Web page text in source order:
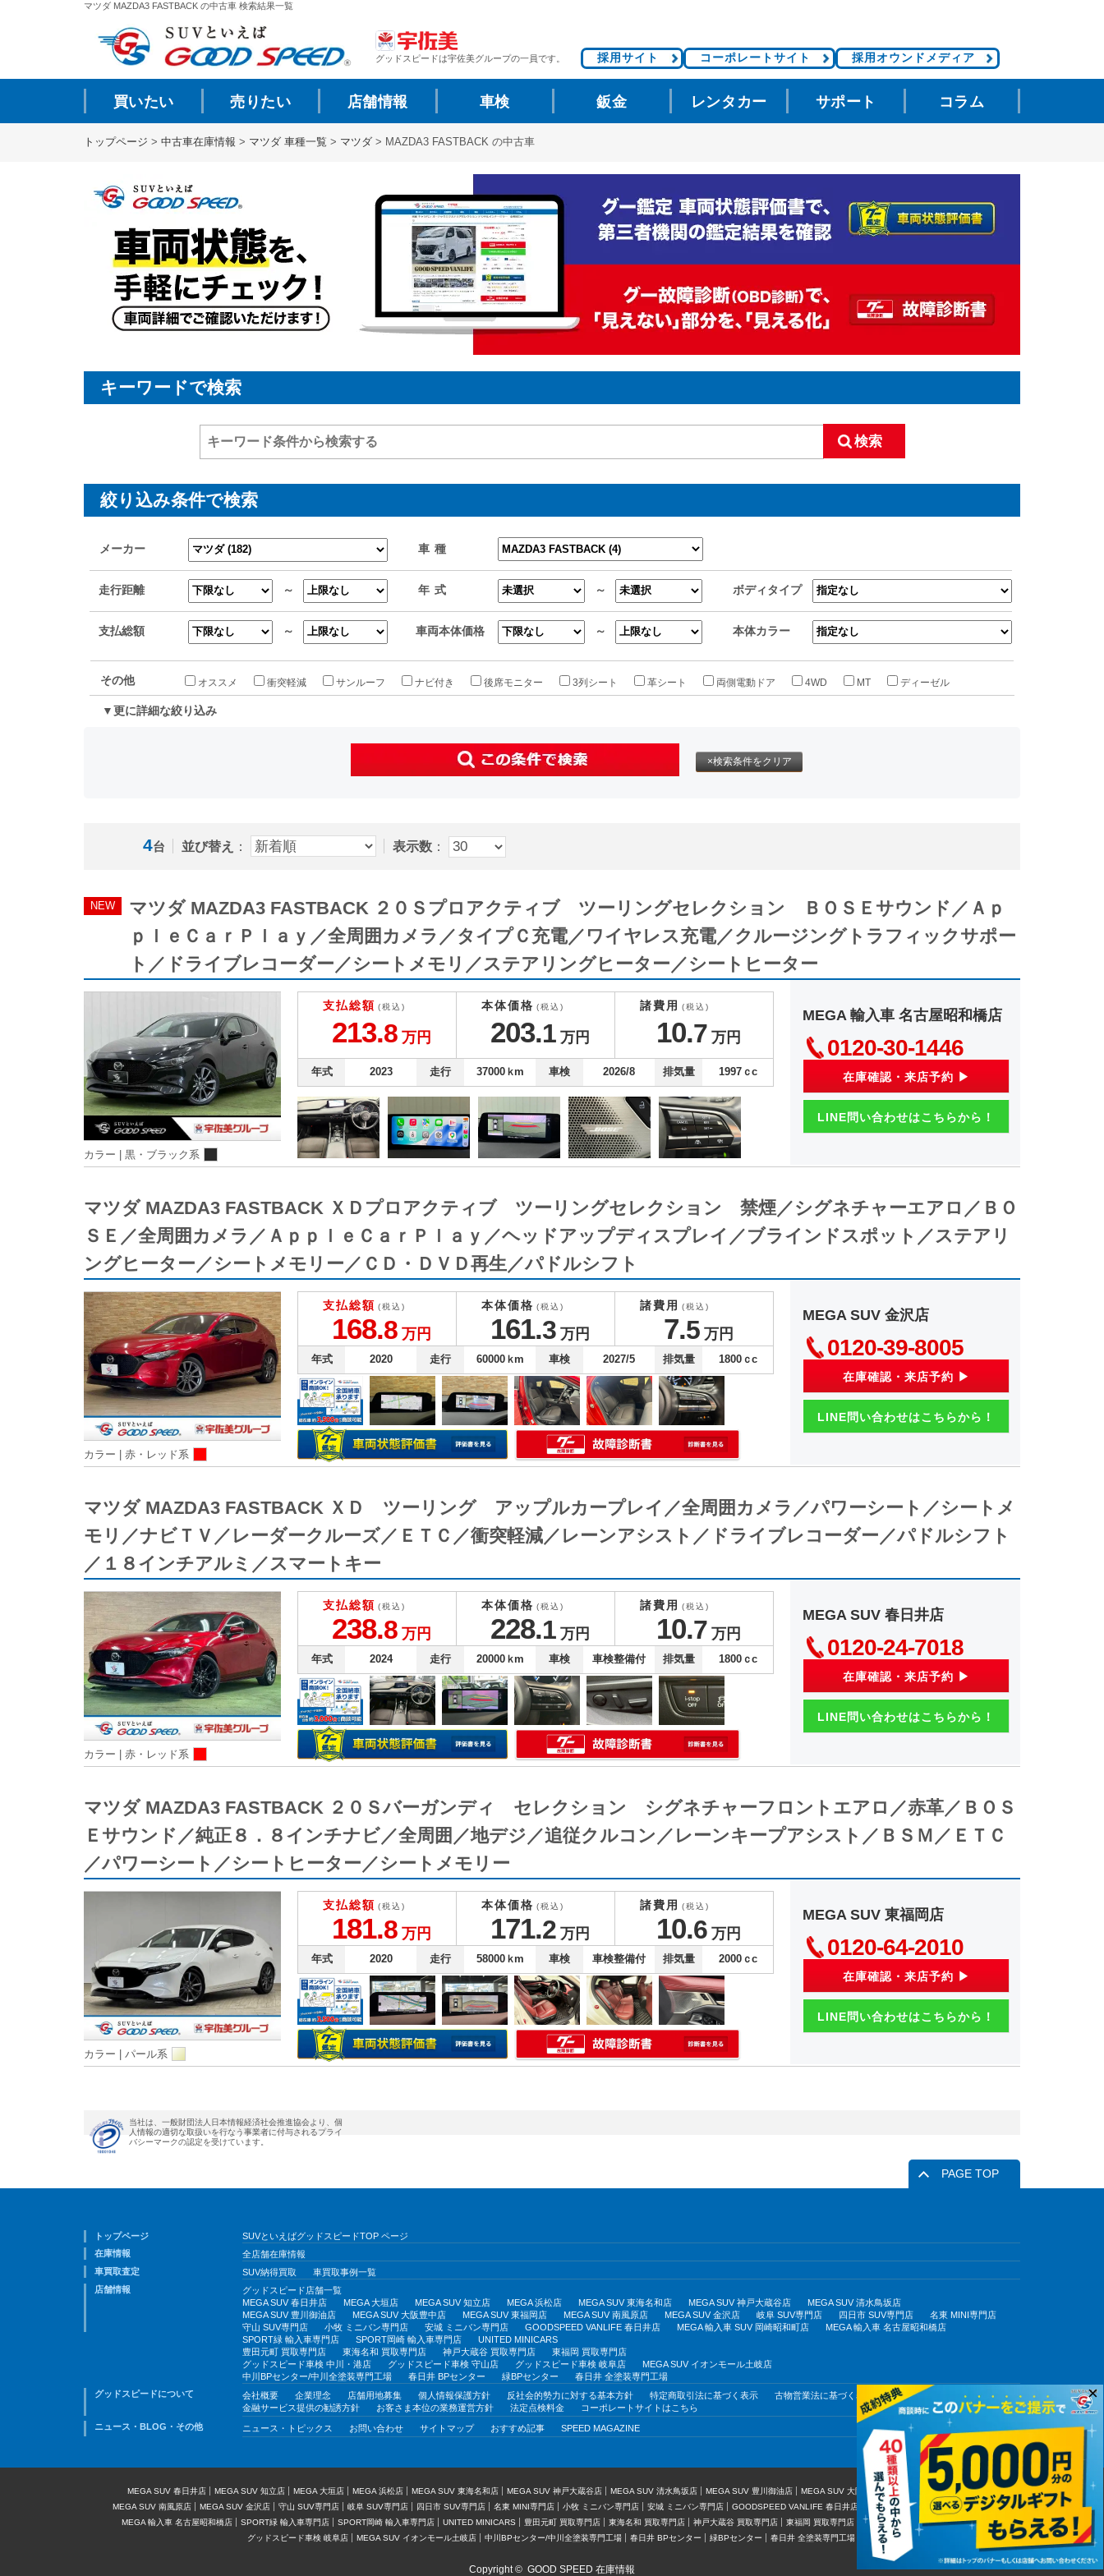
マツダ MAZDA3 FASTBACK の中古車 検索結果一覧
グッドスピードは宇佐美グループの一員です。 採用サイト コーポレートサイト 採用オウンドメディア
買いたい 売りたい 店舗情報 車検 鈑金 レンタカー サポート コラム
トップページ > 中古車在庫情報 > マツダ 車種一覧 > マツダ > MAZDA3 FASTBACK の中古車
キーワードで検索
絞り込み条件で検索
メーカー 車種
走行距離 ～ 年式 ～ ボディタイプ
支払総額 ～ 車両本体価格 ～ 本体カラー
その他 オススメ 衝突軽減 サンルーフ ナビ付き 後席モニター 3列シート 革シート 両側電動ドア 4WD MT ディーゼル
▼更に詳細な絞り込み
×検索条件をクリア
4台 並び替え ： 表示数：
NEW
マツダ MAZDA3 FASTBACK ２０Ｓプロアクティブ ツーリングセレクション ＢＯＳＥサウンド／Ａｐ
ｐｌｅＣａｒＰｌａｙ／全周囲カメラ／タイプＣ充電／ワイヤレス充電／クルージングトラフィックサポー
ト／ドライブレコーダー／シートメモリ／ステアリングヒーター／シートヒーター
カラー | 黒・ブラック系
支払総額 (税込)
213.8 万円
本体価格 (税込)
203.1 万円
諸費用 (税込)
10.7 万円
年式 2023 走行 37000ｋm 車検 2026/8 排気量 1997 ｃc
MEGA 輸入車 名古屋昭和橋店
0120‐30‐1446
在庫確認・来店予約 ▶
LINE問い合わせはこちらから！
マツダ MAZDA3 FASTBACK ＸＤプロアクティブ ツーリングセレクション 禁煙／シグネチャーエアロ／ＢＯ
ＳＥ／全周囲カメラ／ＡｐｐｌｅＣａｒＰｌａｙ／ヘッドアップディスプレイ／ブラインドスポット／ステアリ
ングヒーター／シートメモリー／ＣＤ・ＤＶＤ再生／パドルシフト
カラー | 赤・レッド系
支払総額 (税込)
168.8 万円
本体価格 (税込)
161.3 万円
諸費用 (税込)
7.5 万円
年式 2020 走行 60000ｋm 車検 2027/5 排気量 1800 ｃc
MEGA SUV 金沢店
0120-39-8005
在庫確認・来店予約 ▶
LINE問い合わせはこちらから！
マツダ MAZDA3 FASTBACK ＸＤ ツーリング アップルカープレイ／全周囲カメラ／パワーシート／シートメ
モリ／ナビＴＶ／レーダークルーズ／ＥＴＣ／衝突軽減／レーンアシスト／ドライブレコーダー／パドルシフト
／１８インチアルミ／スマートキー
カラー | 赤・レッド系
支払総額 (税込)
238.8 万円
本体価格 (税込)
228.1 万円
諸費用 (税込)
10.7 万円
年式 2024 走行 20000ｋm 車検 車検整備付 排気量 1800 ｃc
MEGA SUV 春日井店
0120-24-7018
在庫確認・来店予約 ▶
LINE問い合わせはこちらから！
マツダ MAZDA3 FASTBACK ２０Ｓバーガンディ セレクション シグネチャーフロントエアロ／赤革／ＢＯＳ
Ｅサウンド／純正８．８インチナビ／全周囲／地デジ／追従クルコン／レーンキープアシスト／ＢＳＭ／ＥＴＣ
／パワーシート／シートヒーター／シートメモリー
カラー | パール系
支払総額 (税込)
181.8 万円
本体価格 (税込)
171.2 万円
諸費用 (税込)
10.6 万円
年式 2020 走行 58000ｋm 車検 車検整備付 排気量 2000 ｃc
MEGA SUV 東福岡店
0120-64-2010
在庫確認・来店予約 ▶
LINE問い合わせはこちらから！
PAGE TOP
トップページ
SUVといえばグッドスピードTOP ページ
在庫情報
全店舗在庫情報
車買取査定
SUV納得買取
車買取事例一覧
店舗情報
グッドスピード店舗一覧
MEGA SUV 春日井店
MEGA 大垣店 MEGA SUV 知立店 MEGA 浜松店 MEGA SUV 東海名和店 MEGA SUV 神戸大蔵谷店
MEGA SUV 清水鳥坂店
MEGA SUV 豊川御油店
MEGA SUV 大阪豊中店 MEGA SUV 東福岡店 MEGA SUV 南風原店 MEGA SUV 金沢店 岐阜 SUV専門店 四日市 SUV専門店
名東 MINI専門店
守山 SUV専門店
小牧 ミニバン専門店 安城 ミニバン専門店 GOODSPEED VANLIFE 春日井店 MEGA 輸入車 SUV 岡崎昭和町店
MEGA 輸入車 名古屋昭和橋店
SPORT緑 輸入車専門店
SPORT岡崎 輸入車専門店
UNITED MINICARS
豊田元町 買取専門店
東海名和 買取専門店 神戸大蔵谷 買取専門店
東福岡 買取専門店
グッドスピード車検 中川・港店
グッドスピード車検 守山店 グッドスピード車検 岐阜店
MEGA SUV イオンモール土岐店
中川BPセンター/中川全塗装専門工場
春日井 BPセンター 緑BPセンター
春日井 全塗装専門工場
グッドスピードについて
会社概要 企業理念 店舗用地募集 個人情報保護方針 反社会的勢力に対する基本方針 特定商取引法に基づく表示
古物営業法に基づく表示
金融サービス提供の勧誘方針
お客さま本位の業務運営方針 法定点検料金
コーポレートサイトはこちら
ニュース・BLOG・その他
ニュース・トピックス お問い合わせ サイトマップ おすすめ記事 SPEED MAGAZINE
当社は、一般財団法人日本情報経済社会推進協会より、個
人情報の適切な取扱いを行なう事業者に付与されるプライ
バシーマークの認定を受けています。
MEGA SUV 春日井店 MEGA SUV 知立店 MEGA 大垣店 MEGA 浜松店 MEGA SUV 東海名和店 MEGA SUV 神戸大蔵谷店 MEGA SUV 清水鳥坂店 MEGA SUV 豊川御油店 MEGA SUV 大阪豊中店
MEGA SUV 東福岡店
MEGA SUV 南風原店
MEGA SUV 金沢店 守山 SUV専門店 岐阜 SUV専門店 四日市 SUV専門店 名東 MINI専門店 小牧 ミニバン専門店 安城 ミニバン専門店 GOODSPEED VANLIFE 春日井店
MEGA 輸入車 SUV 岡崎昭和町店
MEGA 輸入車 名古屋昭和橋店
SPORT緑 輸入車専門店 SPORT岡崎 輸入車専門店 UNITED MINICARS 豊田元町 買取専門店 東海名和 買取専門店 神戸大蔵谷 買取専門店 東福岡 買取専門店
グッドスピード車検 中川・港店
グッドスピード車検 岐阜店
MEGA SUV イオンモール土岐店 中川BPセンター/中川全塗装専門工場 春日井 BPセンター 緑BPセンター 春日井 全塗装専門工場
Copyright © GOOD SPEED 在庫情報
×